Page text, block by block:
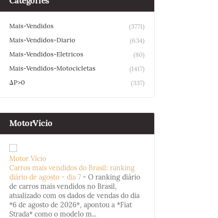
Mais-Vendidos
(3771)
Mais-Vendidos-Diario
(634)
Mais-Vendidos-Eletricos
(80)
Mais-Vendidos-Motocicletas
(1417)
ΔP>0
(337)
MotorVicio
Motor Vício
Carros mais vendidos do Brasil: ranking
diário de agosto - dia 7 - O ranking diário
de carros mais vendidos no Brasil,
atualizado com os dados de vendas do dia
*6 de agosto de 2026*, apontou a *Fiat
Strada* como o modelo m...